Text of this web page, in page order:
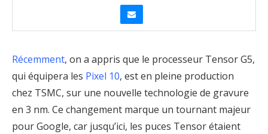
Récemment, on a appris que le processeur Tensor G5,
qui équipera les Pixel 10, est en pleine production
chez TSMC, sur une nouvelle technologie de gravure
en 3 nm. Ce changement marque un tournant majeur
pour Google, car jusqu’ici, les puces Tensor étaient